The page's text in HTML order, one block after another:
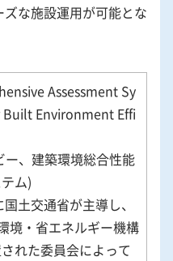
な施設運用が可能とな
Assessment Sy
Environment Effi
ー、建築環境総合性能
ム)
土交通省が主導し、
境・省エネルギー機構
れた委員会によって